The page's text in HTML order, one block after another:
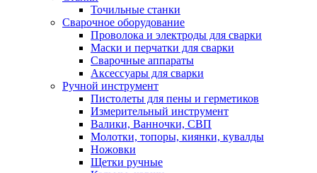
Точильные станки
Сварочное оборудование
Проволока и электроды для сварки
Маски и перчатки для сварки
Сварочные аппараты
Аксессуары для сварки
Ручной инструмент
Пистолеты для пены и герметиков
Измерительный инструмент
Валики, Ванночки, СВП
Молотки, топоры, киянки, кувалды
Ножовки
Щетки ручные